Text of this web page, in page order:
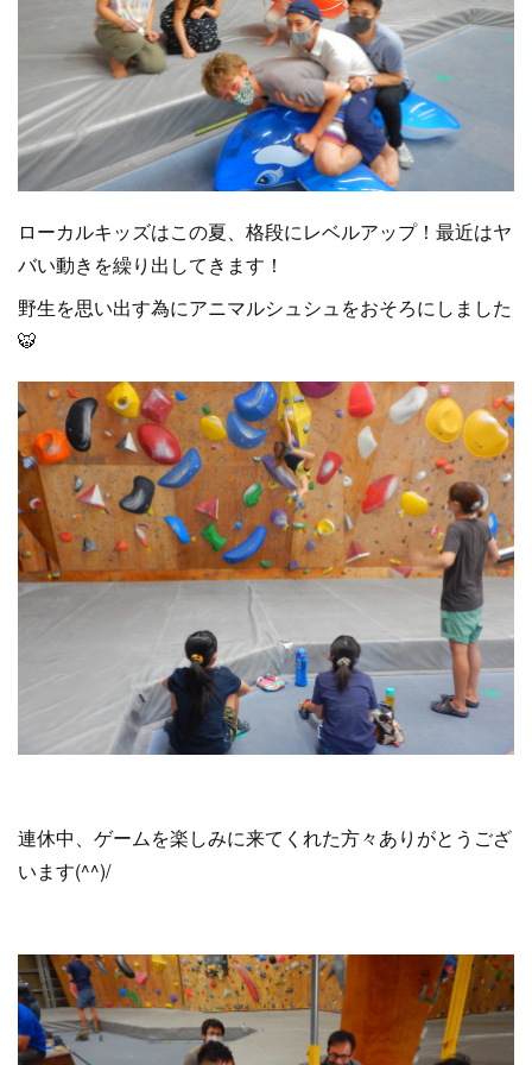
ローカルキッズはこの夏、格段にレベルアップ！最近はヤ
バい動きを繰り出してきます！
野生を思い出す為にアニマルシュシュをおそろにしました
🐯
連休中、ゲームを楽しみに来てくれた方々ありがとうござ
います(^^)/